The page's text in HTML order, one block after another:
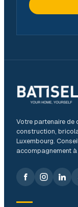
Votre partenaire de
construction,
Luxembourg.
accompagnement